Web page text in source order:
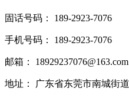
固话号码： 189-2923-7076
手机号码： 189-2923-7076
邮箱： 18929237076@163.com
地址： 广东省东莞市南城街